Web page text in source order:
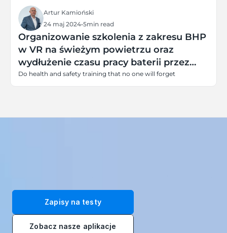
Artur Kamioński
24 maj 2024•5min read
Organizowanie szkolenia z zakresu BHP
w VR na świeżym powietrzu oraz
wydłużenie czasu pracy baterii przez
całe szkolenie
Do health and safety training that no one will forget
Zapisy na testy
Zobacz nasze aplikacje